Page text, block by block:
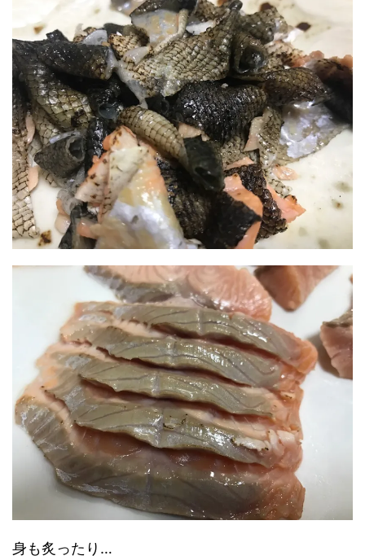
身も炙ったり…